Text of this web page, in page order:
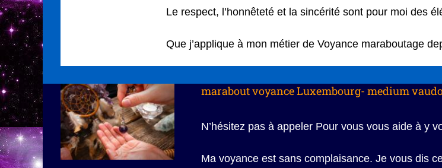
Le respect, l’honnêteté et la sincérité sont pour moi des
Que j’applique à mon métier de Voyance maraboutage
marabout voyance Luxembourg- medium
N’hésitez pas à appeler Pour vous vous aide à y
Ma voyance est sans complaisance. Je vous dis